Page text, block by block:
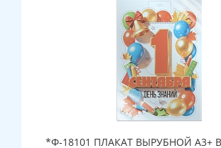
*Ф-18101 ПЛАКАТ ВЫРУБНОЙ А3+ В